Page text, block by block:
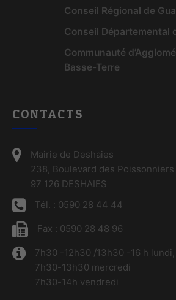
Conseil Régional de
Conseil Départemental
Communauté
Basse-Terre
CONTACTS
Mairie de Deshaies
238, Boulevard des Poissonniers
97 126 DESHAIES
Tél. : 0590 28 44 44
Fax : 0590 28 48 96
7h30 -12h30 /13h30 -16 h
7h30-13h30 mercredi
7h30-14h vendredi